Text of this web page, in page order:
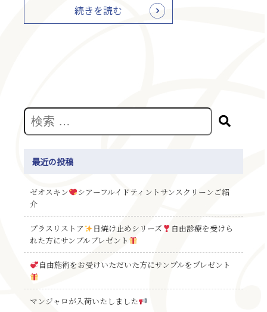
続きを読む
最近の投稿
ゼオスキン
シアーフルイドティントサンスクリーンご紹
介
プラスリストア 日焼け止めシリーズ
自由診療を受けら
れた方にサンプルプレゼント
自由施術をお受けいただいた方にサンプルをプレゼント
マンジャロが入荷いたしました